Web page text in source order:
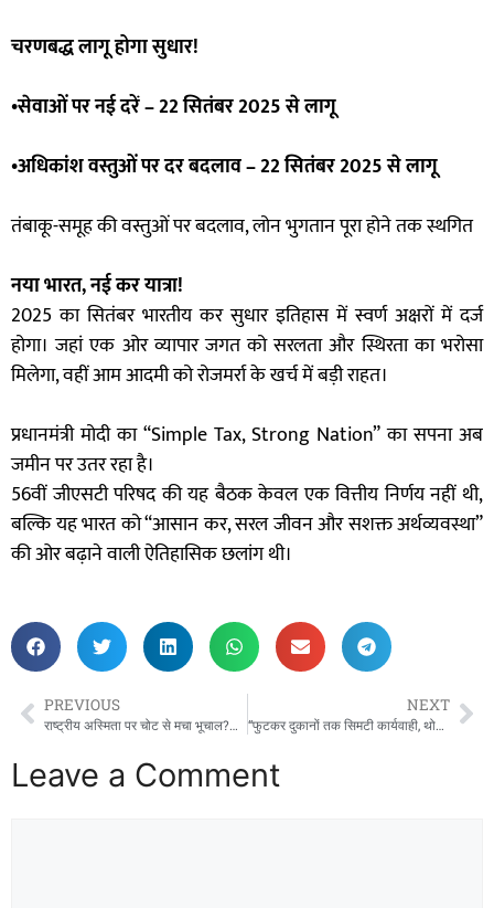
चरणबद्ध लागू होगा सुधार!
•सेवाओं पर नई दरें – 22 सितंबर 2025 से लागू
•अधिकांश वस्तुओं पर दर बदलाव – 22 सितंबर 2025 से लागू
तंबाकू-समूह की वस्तुओं पर बदलाव, लोन भुगतान पूरा होने तक स्थगित
नया भारत, नई कर यात्रा!
2025 का सितंबर भारतीय कर सुधार इतिहास में स्वर्ण अक्षरों में दर्ज
होगा। जहां एक ओर व्यापार जगत को सरलता और स्थिरता का भरोसा
मिलेगा, वहीं आम आदमी को रोजमर्रा के खर्च में बड़ी राहत।
प्रधानमंत्री मोदी का “Simple Tax, Strong Nation” का सपना अब
जमीन पर उतर रहा है।
56वीं जीएसटी परिषद की यह बैठक केवल एक वित्तीय निर्णय नहीं थी,
बल्कि यह भारत को “आसान कर, सरल जीवन और सशक्त अर्थव्यवस्था”
की ओर बढ़ाने वाली ऐतिहासिक छलांग थी।
PREVIOUS
राष्ट्रीय अस्मिता पर चोट से मचा भूचाल?अंबिकापुर कॉलेज के फेसबुक पेज पर विकृत भारत नक्शा PoK – अक्साई चिन गायब: कॉलेज के प्राचार्य पर मंडराया देशद्रोह का साया?”
NEXT
“फुटकर दुकानों तक सिमटी कार्यवाही, थोक कारोबारियों पर रहस्यमयी चुप्पी”: वर्षों से जमे खाद्य एवं ओषधि निरीक्षक पर उठे सवाल!
Leave a Comment